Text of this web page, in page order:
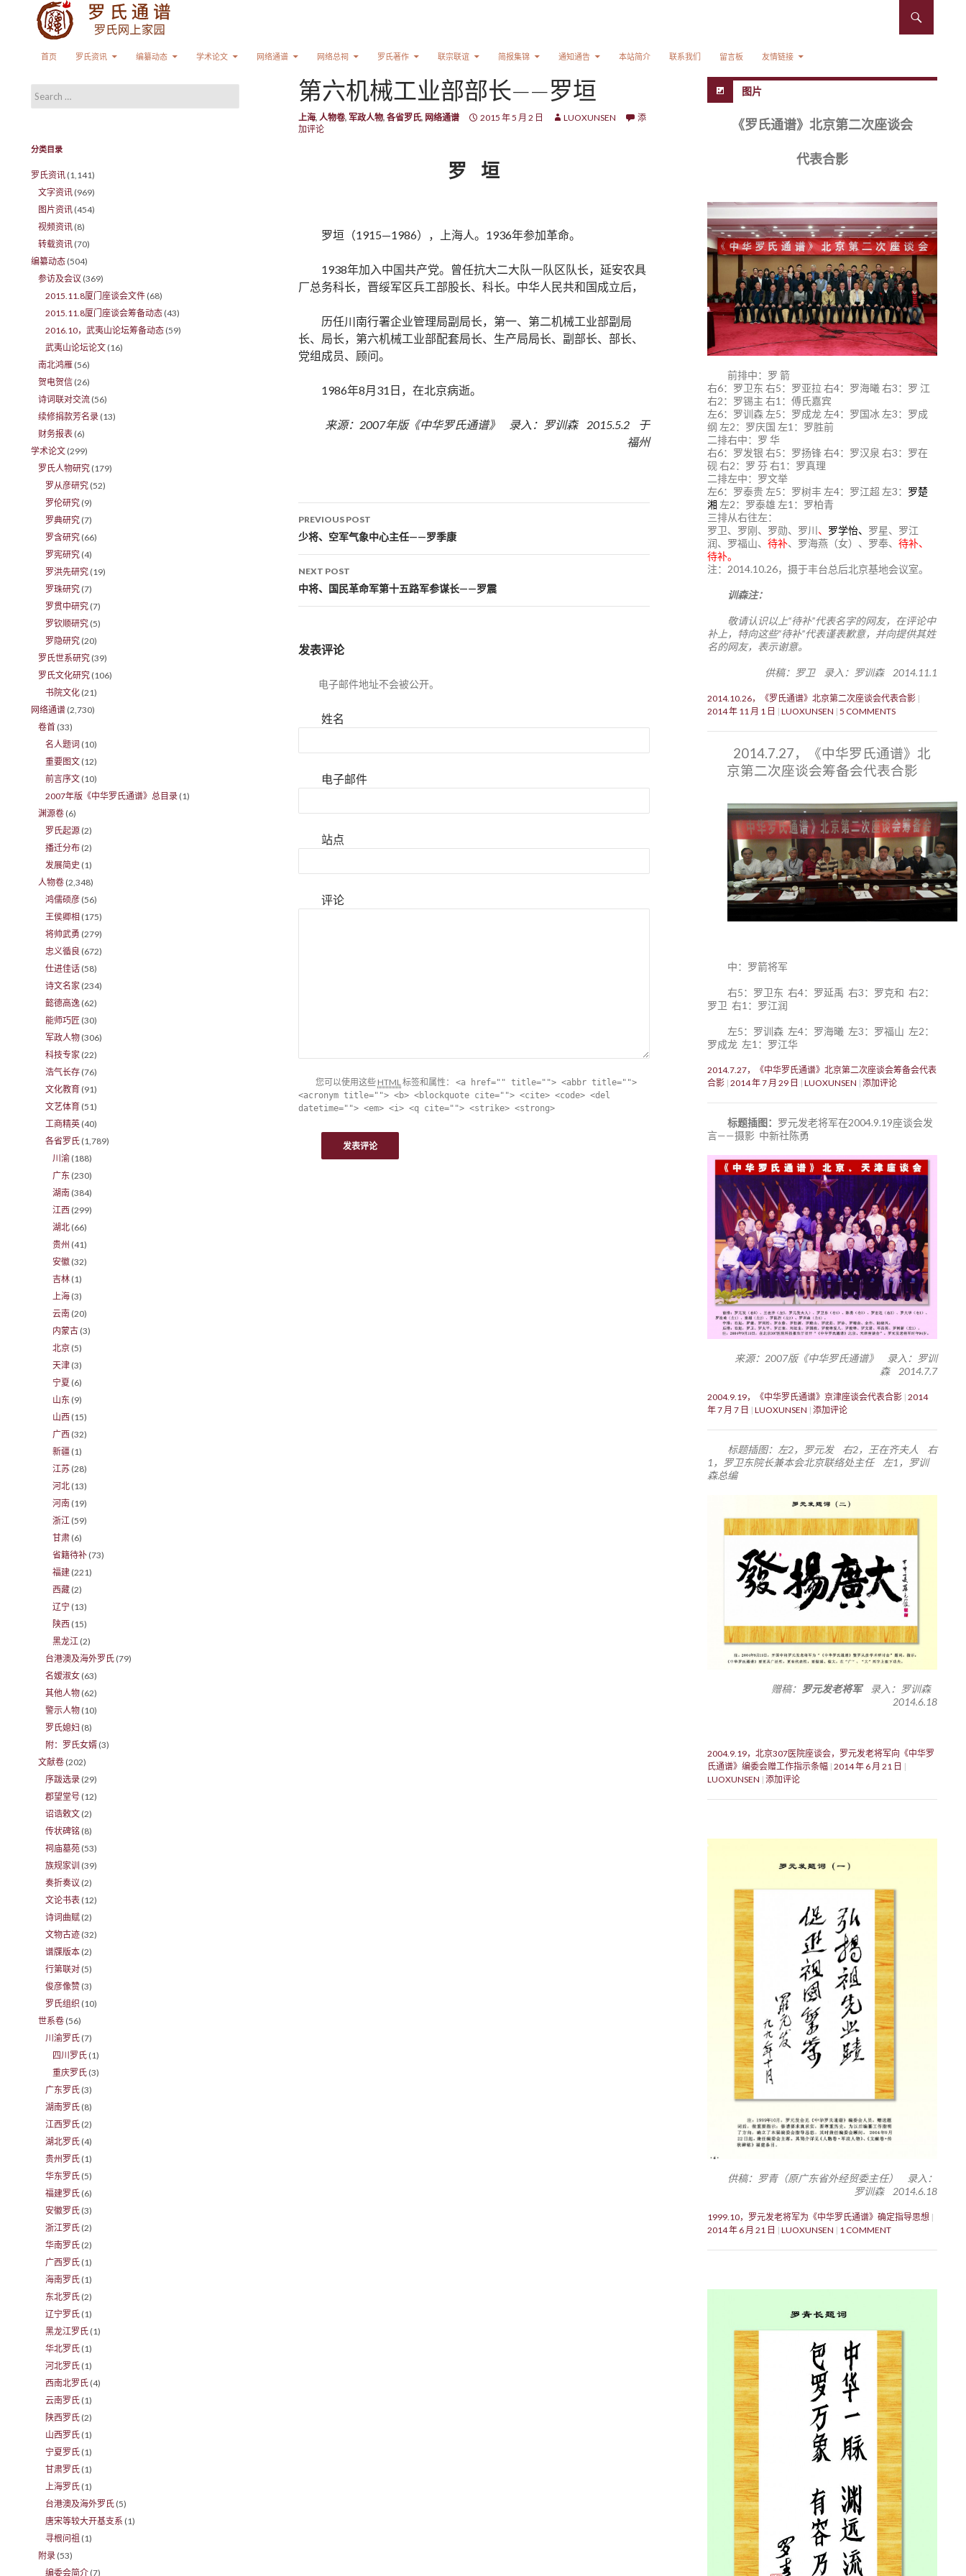
首页
罗氏资讯 编纂动态 学术论文 网络通谱 网络总祠 罗氏著作 联宗联谊 简报集锦 通知通告 本站简介 联系我们 留言板 友情链接
第六机械工业部部长——罗垣
上海, 人物卷, 军政人物, 各省罗氏, 网络通谱 2015 年 5 月 2 日 LUOXUNSEN
添
加评论
罗 垣
罗垣（1915—1986），上海人。1936年参加革命。
1938年加入中国共产党。曾任抗大二大队一队区队长，延安农具
厂总务科长，晋绥军区兵工部股长、科长。中华人民共和国成立后，
历任川南行署企业管理局副局长，第一、第二机械工业部副局
长、局长，第六机械工业部配套局长、生产局局长、副部长、部长、
党组成员、顾问。
1986年8月31日，在北京病逝。
来源：2007年版《中华罗氏通谱》 录入：罗训森 2015.5.2 于
福州
Post navigation
PREVIOUS POST
少将、空军气象中心主任——罗季康
NEXT POST
中将、国民革命军第十五路军参谋长——罗震
发表评论
电子邮件地址不会被公开。
姓名
电子邮件
站点
评论
您可以使用这些 HTML标签和属性： <a href="" title=""> <abbr title="">
<acronym title=""> <b> <blockquote cite=""> <cite> <code> <del
datetime=""> <em> <i> <q cite=""> <strike> <strong>
图片
《罗氏通谱》北京第二次座谈会
代表合影
前排中：罗 箭
右6：罗卫东 右5：罗亚拉 右4：罗海曦 右3：罗 江
右2：罗锡主 右1：傅氏嘉宾
左6：罗训森 左5：罗成龙 左4：罗国冰 左3：罗成
纲 左2：罗庆国 左1：罗胜前
二排右中：罗 华
右6：罗发银 右5：罗扬锋 右4：罗汉泉 右3：罗在
砚 右2：罗 芬 右1：罗真理
二排左中：罗文举
左6：罗泰贵 左5：罗树丰 左4：罗江超 左3： 罗楚
湘 左2：罗泰雄 左1：罗柏青
三排从右往左：
罗卫、罗刚、罗勋、罗川、 罗学怡、 罗星、罗江
润、罗福山、 待补、罗海燕（女）、罗奉、 待补、
待补。
注：2014.10.26，摄于丰台总后北京基地会议室。
训森注：
敬请认识以上“待补”代表名字的网友，在评论中
补上，特向这些“待补”代表谨表歉意，并向提供其姓
名的网友，表示谢意。
供稿：罗卫 录入：罗训森 2014.11.1
2014.10.26，《罗氏通谱》北京第二次座谈会代表合影
2014 年 11 月 1 日
LUOXUNSEN 5 COMMENTS
2014.7.27，《中华罗氏通谱》北
京第二次座谈会筹备会代表合影
中：罗箭将军
右5：罗卫东 右4：罗延禹 右3：罗克和 右2：
罗卫 右1：罗江润
左5：罗训森 左4：罗海曦 左3：罗福山 左2：
罗成龙 左1：罗江华
2014.7.27，《中华罗氏通谱》北京第二次座谈会筹备会代表
合影 2014 年 7 月 29 日 LUOXUNSEN 添加评论
标题插图： 罗元发老将军在2004.9.19座谈会发
言——摄影 中新社陈勇
来源：2007版《中华罗氏通谱》 录入：罗训
森 2014.7.7
2004.9.19，《中华罗氏通谱》京津座谈会代表合影 2014
年 7 月 7 日
LUOXUNSEN 添加评论
标题插图：左2，罗元发 右2，王在齐夫人 右
1，罗卫东院长兼本会北京联络处主任 左1，罗训
森总编
赠稿： 罗元发老将军录入：罗训森
2014.6.18
2004.9.19，北京307医院座谈会，罗元发老将军向《中华罗
氏通谱》编委会赠工作指示条幅 2014 年 6 月 21 日
LUOXUNSEN 添加评论
供稿：罗青（原广东省外经贸委主任） 录入：
罗训森 2014.6.18
1999.10，罗元发老将军为《中华罗氏通谱》确定指导思想
2014 年 6 月 21 日
LUOXUNSEN 1 COMMENT
Search for:
分类目录
罗氏资讯 (1,141)
文字资讯 (969)
图片资讯 (454)
视频资讯 (8)
转载资讯 (70)
编纂动态 (504)
参访及会议 (369)
2015.11.8厦门座谈会文件 (68)
2015.11.8厦门座谈会筹备动态 (43)
2016.10，武夷山论坛筹备动态 (59)
武夷山论坛论文 (16)
南北鸿雁 (56)
贺电贺信 (26)
诗词联对交流 (56)
续修捐款芳名录 (13)
财务报表 (6)
学术论文 (299)
罗氏人物研究 (179)
罗从彦研究 (52)
罗伦研究 (9)
罗典研究 (7)
罗含研究 (66)
罗宪研究 (4)
罗洪先研究 (19)
罗珠研究 (7)
罗贯中研究 (7)
罗钦顺研究 (5)
罗隐研究 (20)
罗氏世系研究 (39)
罗氏文化研究 (106)
书院文化 (21)
网络通谱 (2,730)
卷首 (33)
名人题词 (10)
重要图文 (12)
前言序文 (10)
2007年版《中华罗氏通谱》总目录 (1)
渊源卷 (6)
罗氏起源 (2)
播迁分布 (2)
发展简史 (1)
人物卷 (2,348)
鸿儒硕彦 (56)
王侯卿相 (175)
将帅武勇 (279)
忠义循良 (672)
仕进佳话 (58)
诗文名家 (234)
懿德高逸 (62)
能师巧匠 (30)
军政人物 (306)
科技专家 (22)
浩气长存 (76)
文化教育 (91)
文艺体育 (51)
工商精英 (40)
各省罗氏 (1,789)
川渝 (188)
广东 (230)
湖南 (384)
江西 (299)
湖北 (66)
贵州 (41)
安徽 (32)
吉林 (1)
上海 (3)
云南 (20)
内蒙古 (3)
北京 (5)
天津 (3)
宁夏 (6)
山东 (9)
山西 (15)
广西 (32)
新疆 (1)
江苏 (28)
河北 (13)
河南 (19)
浙江 (59)
甘肃 (6)
省籍待补 (73)
福建 (221)
西藏 (2)
辽宁 (13)
陕西 (15)
黑龙江 (2)
台港澳及海外罗氏 (79)
名嫒淑女 (63)
其他人物 (62)
警示人物 (10)
罗氏媳妇 (8)
附：罗氏女婿 (3)
文献卷 (202)
序跋选录 (29)
郡望堂号 (12)
诏诰敕文 (2)
传状碑铭 (8)
祠庙墓苑 (53)
族规家训 (39)
奏折奏议 (2)
文论书表 (12)
诗词曲赋 (2)
文物古迹 (32)
谱牒版本 (2)
行第联对 (5)
俊彦像赞 (3)
罗氏组织 (10)
世系卷 (56)
川渝罗氏 (7)
四川罗氏 (1)
重庆罗氏 (3)
广东罗氏 (3)
湖南罗氏 (8)
江西罗氏 (2)
湖北罗氏 (4)
贵州罗氏 (1)
华东罗氏 (5)
福建罗氏 (6)
安徽罗氏 (3)
浙江罗氏 (2)
华南罗氏 (2)
广西罗氏 (1)
海南罗氏 (1)
东北罗氏 (2)
辽宁罗氏 (1)
黑龙江罗氏 (1)
华北罗氏 (1)
河北罗氏 (1)
西南北罗氏 (4)
云南罗氏 (1)
陕西罗氏 (2)
山西罗氏 (1)
宁夏罗氏 (1)
甘肃罗氏 (1)
上海罗氏 (1)
台港澳及海外罗氏 (5)
唐宋等较大开基支系 (1)
寻根问祖 (1)
附录 (53)
编委会简介 (7)